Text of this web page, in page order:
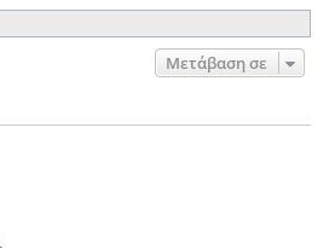
Μετάβαση σε